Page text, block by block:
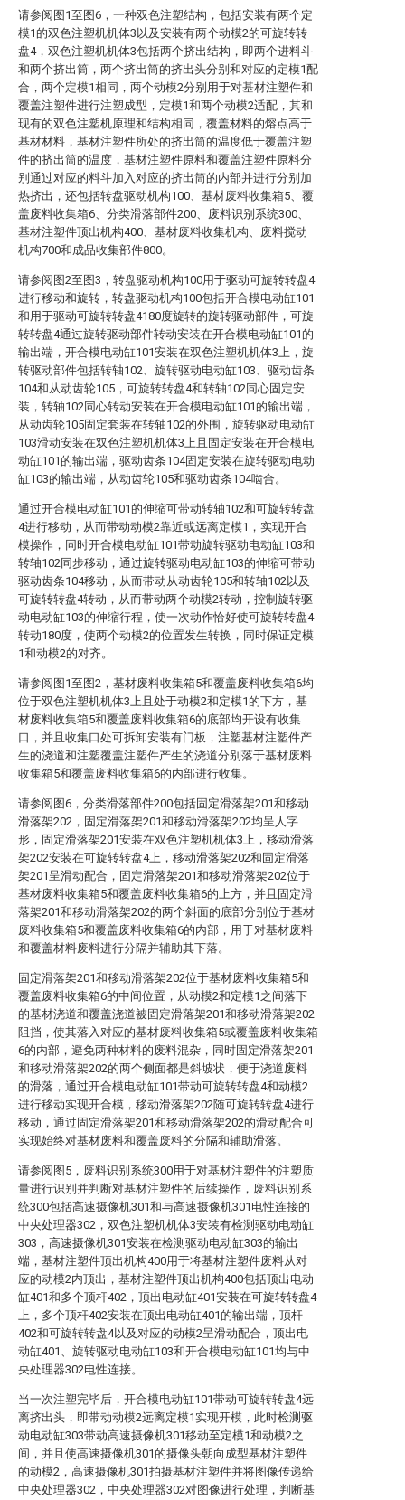
请参阅图1至图6，一种双色注塑结构，包括安装有两个定
模1的双色注塑机机体3以及安装有两个动模2的可旋转转
盘4，双色注塑机机体3包括两个挤出结构，即两个进料斗
和两个挤出筒，两个挤出筒的挤出头分别和对应的定模1配
合，两个定模1相同，两个动模2分别用于对基材注塑件和
覆盖注塑件进行注塑成型，定模1和两个动模2适配，其和
现有的双色注塑机原理和结构相同，覆盖材料的熔点高于
基材材料，基材注塑件所处的挤出筒的温度低于覆盖注塑
件的挤出筒的温度，基材注塑件原料和覆盖注塑件原料分
别通过对应的料斗加入对应的挤出筒的内部并进行分别加
热挤出，还包括转盘驱动机构100、基材废料收集箱5、覆
盖废料收集箱6、分类滑落部件200、废料识别系统300、
基材注塑件顶出机构400、基材废料收集机构、废料搅动
机构700和成品收集部件800。
请参阅图2至图3，转盘驱动机构100用于驱动可旋转转盘4
进行移动和旋转，转盘驱动机构100包括开合模电动缸101
和用于驱动可旋转转盘4180度旋转的旋转驱动部件，可旋
转转盘4通过旋转驱动部件转动安装在开合模电动缸101的
输出端，开合模电动缸101安装在双色注塑机机体3上，旋
转驱动部件包括转轴102、旋转驱动电动缸103、驱动齿条
104和从动齿轮105，可旋转转盘4和转轴102同心固定安
装，转轴102同心转动安装在开合模电动缸101的输出端，
从动齿轮105固定套装在转轴102的外围，旋转驱动电动缸
103滑动安装在双色注塑机机体3上且固定安装在开合模电
动缸101的输出端，驱动齿条104固定安装在旋转驱动电动
缸103的输出端，从动齿轮105和驱动齿条104啮合。
通过开合模电动缸101的伸缩可带动转轴102和可旋转转盘
4进行移动，从而带动动模2靠近或远离定模1，实现开合
模操作，同时开合模电动缸101带动旋转驱动电动缸103和
转轴102同步移动，通过旋转驱动电动缸103的伸缩可带动
驱动齿条104移动，从而带动从动齿轮105和转轴102以及
可旋转转盘4转动，从而带动两个动模2转动，控制旋转驱
动电动缸103的伸缩行程，使一次动作恰好使可旋转转盘4
转动180度，使两个动模2的位置发生转换，同时保证定模
1和动模2的对齐。
请参阅图1至图2，基材废料收集箱5和覆盖废料收集箱6均
位于双色注塑机机体3上且处于动模2和定模1的下方，基
材废料收集箱5和覆盖废料收集箱6的底部均开设有收集
口，并且收集口处可拆卸安装有门板，注塑基材注塑件产
生的浇道和注塑覆盖注塑件产生的浇道分别落于基材废料
收集箱5和覆盖废料收集箱6的内部进行收集。
请参阅图6，分类滑落部件200包括固定滑落架201和移动
滑落架202，固定滑落架201和移动滑落架202均呈人字
形，固定滑落架201安装在双色注塑机机体3上，移动滑落
架202安装在可旋转转盘4上，移动滑落架202和固定滑落
架201呈滑动配合，固定滑落架201和移动滑落架202位于
基材废料收集箱5和覆盖废料收集箱6的上方，并且固定滑
落架201和移动滑落架202的两个斜面的底部分别位于基材
废料收集箱5和覆盖废料收集箱6的内部，用于对基材废料
和覆盖材料废料进行分隔并辅助其下落。
固定滑落架201和移动滑落架202位于基材废料收集箱5和
覆盖废料收集箱6的中间位置，从动模2和定模1之间落下
的基材浇道和覆盖浇道被固定滑落架201和移动滑落架202
阻挡，使其落入对应的基材废料收集箱5或覆盖废料收集箱
6的内部，避免两种材料的废料混杂，同时固定滑落架201
和移动滑落架202的两个侧面都是斜坡状，便于浇道废料
的滑落，通过开合模电动缸101带动可旋转转盘4和动模2
进行移动实现开合模，移动滑落架202随可旋转转盘4进行
移动，通过固定滑落架201和移动滑落架202的滑动配合可
实现始终对基材废料和覆盖废料的分隔和辅助滑落。
请参阅图5，废料识别系统300用于对基材注塑件的注塑质
量进行识别并判断对基材注塑件的后续操作，废料识别系
统300包括高速摄像机301和与高速摄像机301电性连接的
中央处理器302，双色注塑机机体3安装有检测驱动电动缸
303，高速摄像机301安装在检测驱动电动缸303的输出
端，基材注塑件顶出机构400用于将基材注塑件废料从对
应的动模2内顶出，基材注塑件顶出机构400包括顶出电动
缸401和多个顶杆402，顶出电动缸401安装在可旋转转盘4
上，多个顶杆402安装在顶出电动缸401的输出端，顶杆
402和可旋转转盘4以及对应的动模2呈滑动配合，顶出电
动缸401、旋转驱动电动缸103和开合模电动缸101均与中
央处理器302电性连接。
当一次注塑完毕后，开合模电动缸101带动可旋转转盘4远
离挤出头，即带动动模2远离定模1实现开模，此时检测驱
动电动缸303带动高速摄像机301移动至定模1和动模2之
间，并且使高速摄像机301的摄像头朝向成型基材注塑件
的动模2，高速摄像机301拍摄基材注塑件并将图像传递给
中央处理器302，中央处理器302对图像进行处理，判断基